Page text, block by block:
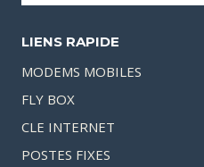
LIENS RAPIDE
MODEMS MOBILES
FLY BOX
CLE INTERNET
POSTES FIXES